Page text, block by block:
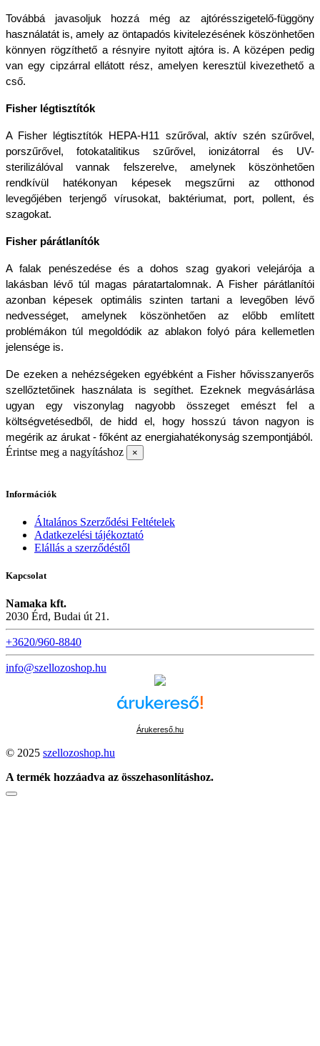
Továbbá javasoljuk hozzá még az ajtórésszigetelő-függöny
használatát is, amely az öntapadós kivitelezésének köszönhetően
könnyen rögzíthető a résnyire nyitott ajtóra is. A középen pedig
van egy cipzárral ellátott rész, amelyen keresztül kivezethető a
cső.
Fisher légtisztítók
A Fisher légtisztítók HEPA-H11 szűrőval, aktív szén szűrővel,
porszűrővel, fotokatalitikus szűrővel, ionizátorral és UV-
sterilizálóval vannak felszerelve, amelynek köszönhetően
rendkívül hatékonyan képesek megszűrni az otthonod
levegőjében terjengő vírusokat, baktériumat, port, pollent, és
szagokat.
Fisher párátlanítók
A falak penészedése és a dohos szag gyakori velejárója a
lakásban lévő túl magas páratartalomnak. A Fisher párátlanítói
azonban képesek optimális szinten tartani a levegőben lévő
nedvességet, amelynek köszönhetően az előbb említett
problémákon túl megoldódik az ablakon folyó pára kellemetlen
jelensége is.
De ezeken a nehézségeken egyébként a Fisher hővisszanyerős
szellőztetőinek használata is segíthet. Ezeknek megvásárlása
ugyan egy viszonylag nagyobb összeget emészt fel a
költségvetésedből, de hidd el, hogy hosszú távon nagyon is
megérik az árukat - főként az energiahatékonyság szempontjából.
Érintse meg a nagyításhoz ×
Információk
Általános Szerződési Feltételek
Adatkezelési tájékoztató
Elállás a szerződéstől
Kapcsolat
Namaka kft.
2030 Érd, Budai út 21.
+3620/960-8840
info@szellozoshop.hu
Árukereső.hu
© 2025 szellozoshop.hu
A termék hozzáadva az összehasonlításhoz.